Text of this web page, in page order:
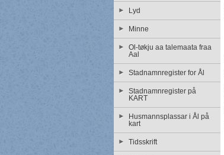
Lyd
Minne
Ol-tøkju aa talemaata fraa
Aal
Stadnamnregister for Ål
Stadnamnregister på
KART
Husmannsplassar i Ål på
kart
Tidsskrift